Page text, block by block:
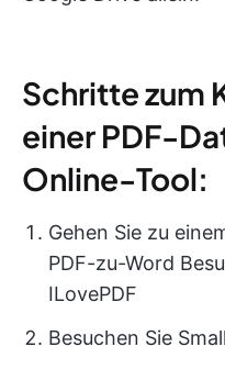
Schritte zum
einer PDF-
Online-Tool:
Gehen Sie zu
PDF-zu-Word
ILovePDF
Besuchen Sie